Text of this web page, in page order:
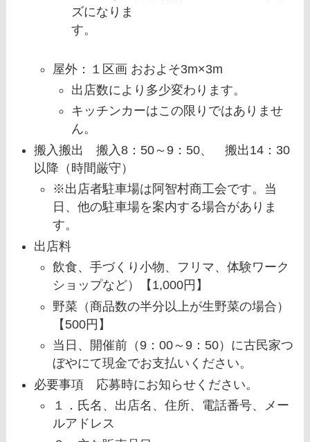
ズになりま
す。
屋外：１区画 おおよそ3m×3m
出店数により多少変わります。
キッチンカーはこの限りではありませ
ん。
搬入搬出 搬入8：50～9：50、 搬出14：30
以降（時間厳守）
※出店者駐車場は阿智村商工会です。当
日、他の駐車場を案内する場合がありま
す。
出店料
飲食、手づくり小物、フリマ、体験ワーク
ショップなど）【1,000円】
野菜（商品数の半分以上が生野菜の場合）
【500円】
当日、開催前（9：00～9：50）に古民家つ
ぼやにて現金でお支払いください。
必要事項 応募時にお知らせください。
１．氏名、出店名、住所、電話番号、メー
ルアドレス